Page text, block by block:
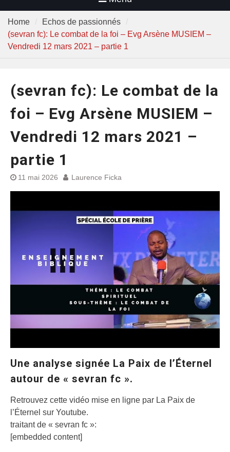
Home
Echos de passionnés
(sevran fc): Le combat de la foi – Evg Arsène MUSIEM –
Vendredi 12 mars 2021 – partie 1
(sevran fc): Le combat de la
foi – Evg Arsène MUSIEM –
Vendredi 12 mars 2021 –
partie 1
11 mai 2026 Laurence Ficka
Une analyse signée La Paix de l’Éternel
autour de « sevran fc ».
Retrouvez cette vidéo mise en ligne par La Paix de
l’Éternel sur Youtube.
traitant de « sevran fc »:
[embedded content]